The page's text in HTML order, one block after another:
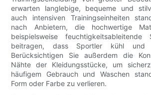
erwarten langlebige, bequeme und
auch intensiven Trainingseinheiten
nach Anbietern, die hochwertige
beispielsweise
beitragen, dass Sportler kühl und
Berücksichtigen Sie außerdem die
Nähte der Kleidungsstücke, um
häufigem Gebrauch und Waschen
Form oder Farbe zu verlieren.